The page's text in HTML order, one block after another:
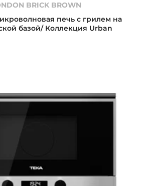
BRICK BROWN
печь с грилем на
базой/ Коллекция Urban